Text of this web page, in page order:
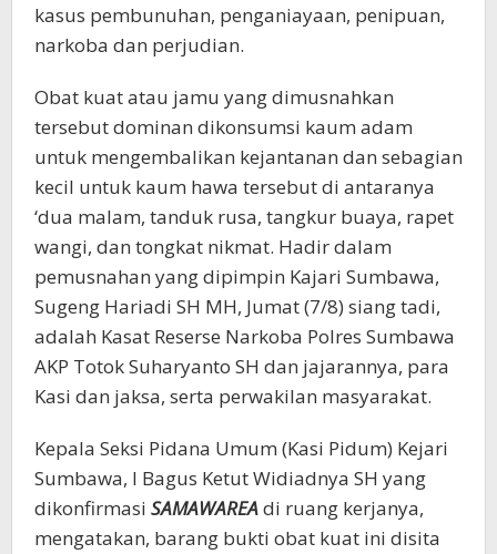
kasus pembunuhan, penganiayaan, penipuan,
narkoba dan perjudian.
Obat kuat atau jamu yang dimusnahkan
tersebut dominan dikonsumsi kaum adam
untuk mengembalikan kejantanan dan sebagian
kecil untuk kaum hawa tersebut di antaranya
‘dua malam, tanduk rusa, tangkur buaya, rapet
wangi, dan tongkat nikmat. Hadir dalam
pemusnahan yang dipimpin Kajari Sumbawa,
Sugeng Hariadi SH MH, Jumat (7/8) siang tadi,
adalah Kasat Reserse Narkoba Polres Sumbawa
AKP Totok Suharyanto SH dan jajarannya, para
Kasi dan jaksa, serta perwakilan masyarakat.
Kepala Seksi Pidana Umum (Kasi Pidum) Kejari
Sumbawa, I Bagus Ketut Widiadnya SH yang
dikonfirmasi SAMAWAREAdi ruang kerjanya,
mengatakan, barang bukti obat kuat ini disita